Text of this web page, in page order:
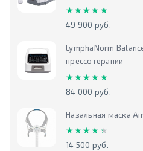
★★★★★
★★★★★
49 900 руб.
LymphaNorm
прессотерапии
★★★★★
★★★★★
84 000 руб.
Назальная маска
★★★★★
★★★★★
14 500 руб.